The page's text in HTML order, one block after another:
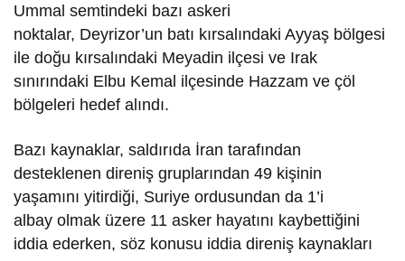
Ummal semtindeki bazı askeri
noktalar, Deyrizor’un batı kırsalındaki Ayyaş bölgesi
ile doğu kırsalındaki Meyadin ilçesi ve Irak
sınırındaki Elbu Kemal ilçesinde Hazzam ve çöl
bölgeleri hedef alındı.
Bazı kaynaklar, saldırıda İran tarafından
desteklenen direniş gruplarından 49 kişinin
yaşamını yitirdiği, Suriye ordusundan da 1’i
albay olmak üzere 11 asker hayatını kaybettiğini
iddia ederken, söz konusu iddia direniş kaynakları